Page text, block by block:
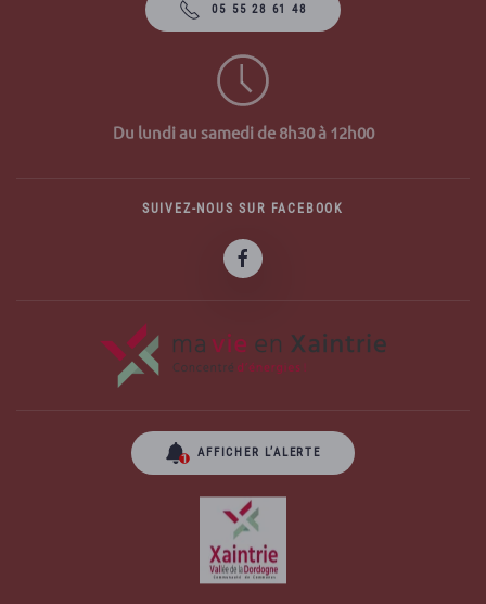
05 55 28 61 48
Du lundi au samedi de 8h30 à 12h00
SUIVEZ-NOUS SUR FACEBOOK
AFFICHER L’ALERTE